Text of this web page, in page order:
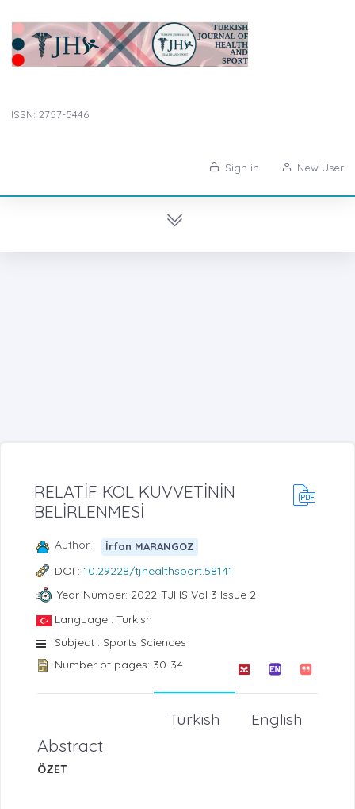
ISSN: 2757-5446
Sign in New User
RELATİF KOL KUVVETİNİN
BELİRLENMESİ
Author : İrfan MARANGOZ
DOI : 10.29228/tjhealthsport.58141
Year-Number: 2022-TJHS Vol 3 Issue 2
Language : Turkish
Subject : Sports Sciences
Number of pages: 30-34
English
Turkish
Abstract
ÖZET